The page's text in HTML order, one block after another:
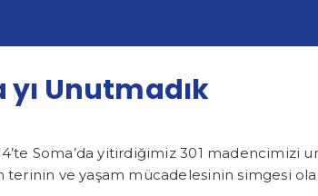
yı Unutmadık
Soma’da yitirdiğimiz 301 madencimizi
terinin ve yaşam mücadelesinin simgesi